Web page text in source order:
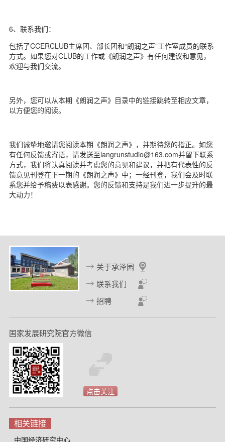
6、联系我们：
包括了CCERCLUB主席团、部长团和“朗润之声”工作室成员的联系
方式。如果您对CLUB的工作或《朗润之声》有任何建议和意见，
欢迎与我们交流。
另外，您可以从本期《朗润之声》目录中的链接跳转至相应文章，
以方便您的阅读。
我们诚挚地邀请您阅读本期《朗润之声》，并期待您的指正。如您
有任何反馈或寄语，请发送至langrunstudio@163.com并留下联系
方式，我们将认真阅读并考虑您的意见和建议，并把有代表性的反
馈意见刊登在下一期的《朗润之声》中；一经刊登，我们会及时联
系您并给予稿费以表感谢。您的反馈和支持是我们进一步提升的最
大动力！
关于承泽园
联系我们
招聘
国家发展研究院官方微信
点击关注
相关链接
中国经济研究中心